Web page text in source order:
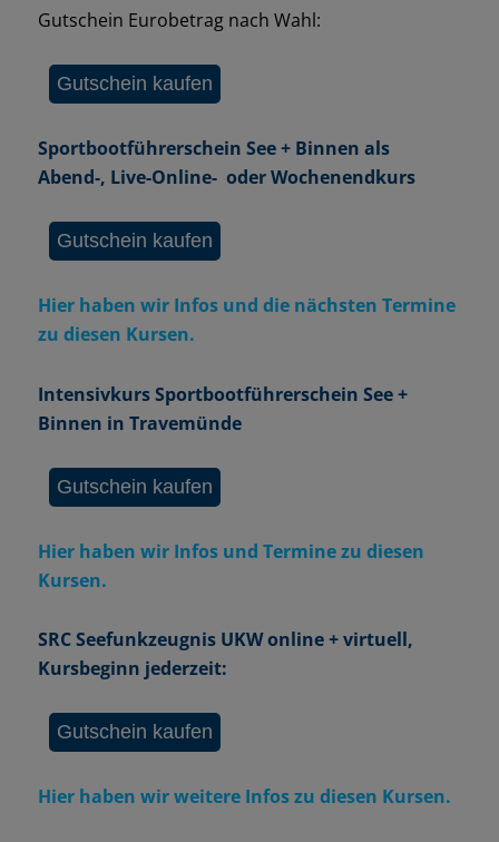
Gutschein Eurobetrag nach Wahl:
Sportbootführerschein See + Binnen als
Abend-, Live-Online- oder Wochenendkurs
Hier haben wir Infos und die nächsten Termine
zu diesen Kursen.
Intensivkurs Sportbootführerschein See +
Binnen in Travemünde
Hier haben wir Infos und Termine zu diesen
Kursen.
SRC Seefunkzeugnis UKW online + virtuell,
Kursbeginn jederzeit:
Hier haben wir weitere Infos zu diesen Kursen.